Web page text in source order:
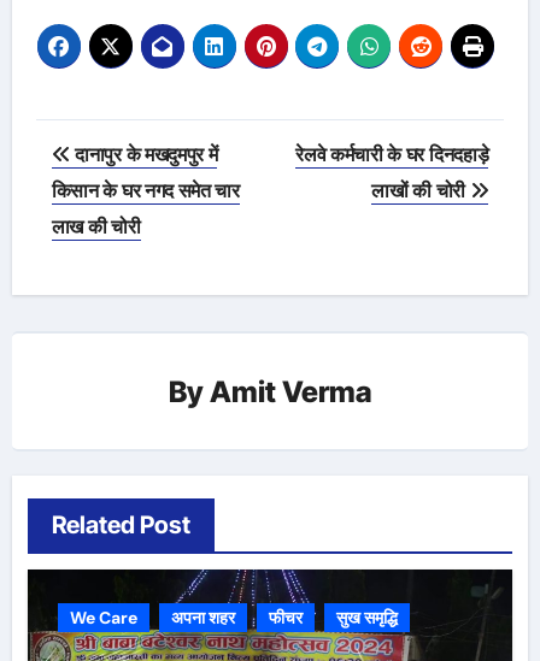
Post
navigation
दानापुर के मखदुमपुर में
किसान के घर नगद समेत चार
लाख की चोरी
रेलवे कर्मचारी के घर दिनदहाड़े
लाखों की चोरी
ByAmit Verma
Related Post
We Care अपना शहर फीचर सुख समृद्धि